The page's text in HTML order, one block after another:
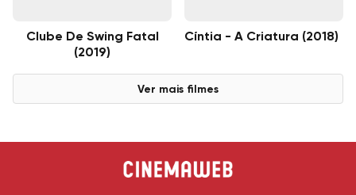
Clube De Swing Fatal
(2019)
Cíntia - A Criatura (2018)
Ver mais filmes